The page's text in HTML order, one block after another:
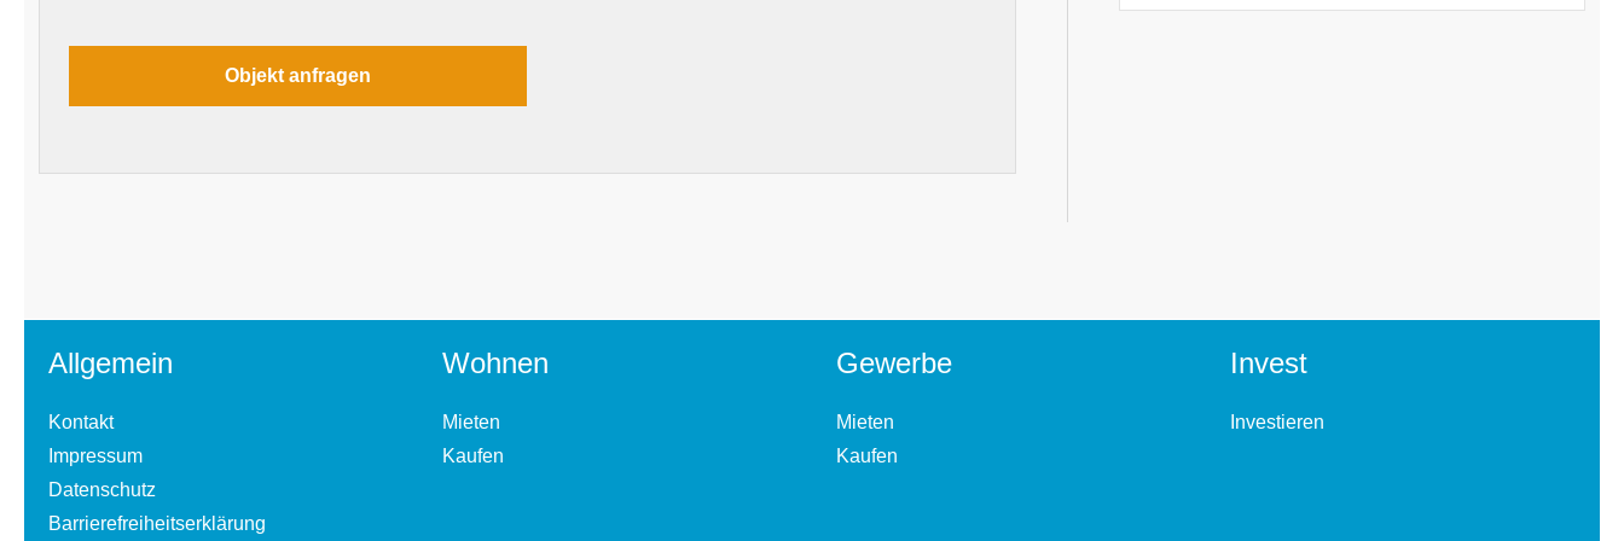
Allgemein
Kontakt
Impressum
Datenschutz
Barrierefreiheitserklärung
Wohnen
Mieten
Kaufen
Gewerbe
Mieten
Kaufen
Invest
Investieren